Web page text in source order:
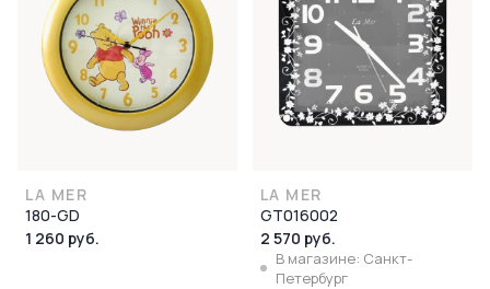
LA MER
180-GD
1 260 руб.
LA MER
GT016002
2 570 руб.
В магазине: Санкт-
Петербург